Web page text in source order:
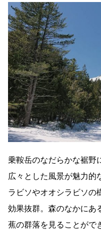
乗鞍岳のなだらかな裾野
広々とした風景が魅力的
ラビソやオオシラビソの
効果抜群。森のなかにあ
蕉の群落を見ることがで